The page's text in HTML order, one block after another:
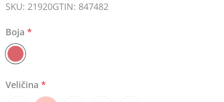
SKU: 21920GTIN: 847482
Boja*
Veličina*